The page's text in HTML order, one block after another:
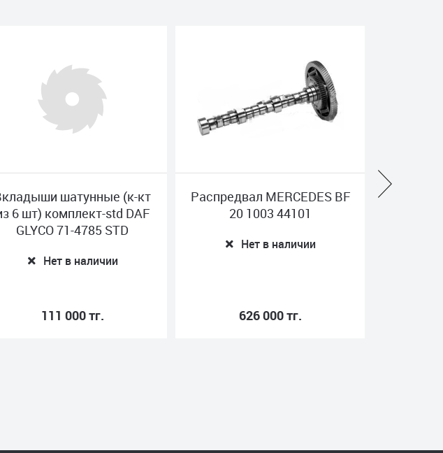
Распредвал MERCEDES BF
20 1003 44101
626 000 тг.
Ремень зубчатый 40x800
MAN ORIGINAL
116 000 тг.